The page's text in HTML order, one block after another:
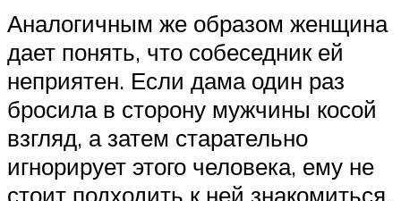
Аналогичным же образом женщина
дает понять, что собеседник ей
неприятен. Если дама один раз
бросила в сторону мужчины косой
взгляд, а затем старательно
игнорирует этого человека, ему не
стоит подходить к ней знакомиться.